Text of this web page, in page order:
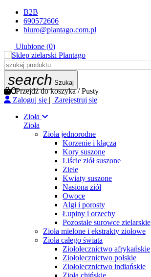
B2B
690572606
biuro@plantago.com.pl
Ulubione (0)
search Szukaj
0Przejdź do koszyka /Pusty
Zaloguj się | Zarejestruj się
Zioła
Zioła
Zioła jednorodne
Korzenie i kłącza
Kory suszone
Liście ziół suszone
Ziele
Kwiaty suszone
Nasiona ziół
Owoce
Algi i porosty
Łupiny i orzechy
Pozostałe surowce zielarskie
Zioła mielone i ekstrakty ziołowe
Zioła całego świata
Ziołolecznictwo afrykańskie
Ziołolecznictwo polskie
Ziołolecznictwo indiańskie
Zioła chińskie